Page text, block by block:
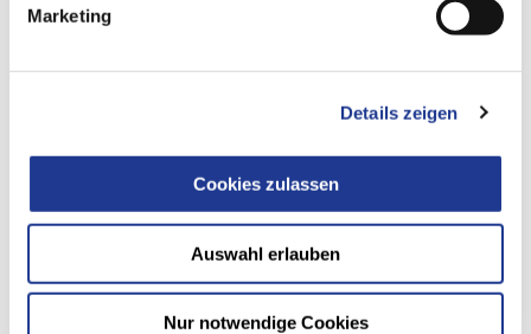
Marketing
Details zeigen
Cookies zulassen
Auswahl erlauben
Nur notwendige Cookies
Entdecken Sie das unser Produktportfolio für das PRÄWEMA